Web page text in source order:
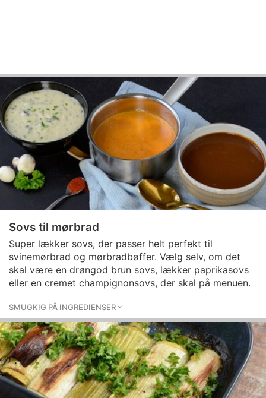
Sovs til mørbrad
Super lækker sovs, der passer helt perfekt til
svinemørbrad og mørbradbøffer. Vælg selv, om det
skal være en drøngod brun sovs, lækker paprikasovs
eller en cremet champignonsovs, der skal på menuen.
SMUGKIG PÅ INGREDIENSER